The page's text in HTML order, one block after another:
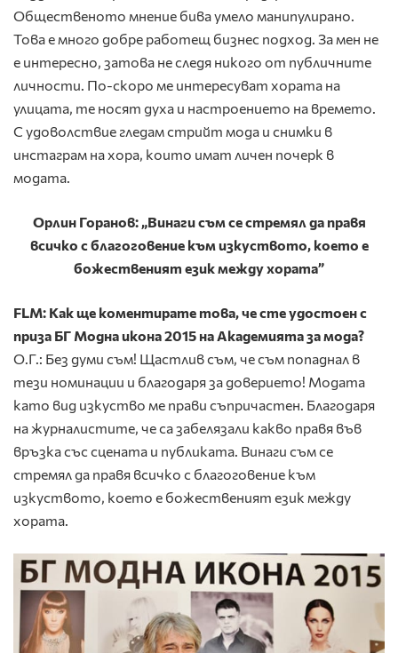
Общественото мнение бива умело манипулирано.
Това е много добре работещ бизнес подход. За мен не
е интересно, затова не следя никого от публичните
личности. По-скоро ме интерeсуват хората на
улицата, те носят духа и настроението на времето.
С удоволствие гледам стрийт мода и снимки в
инстаграм на хора, които имат личен почерк в
модата.
Орлин Горанов: „Винаги съм се стремял да правя
всичко с благоговение към изкуството, което е
божественият език между хората”
FLM: Как ще коментирате това, че сте удостоен с
приза БГ Модна икона 2015 на Академията за мода?
О.Г.: Без думи съм! Щастлив съм, че съм попаднал в
тези номинации и благодаря за доверието! Модата
като вид изкуство ме прави съпричастен. Благодаря
на журналистите, че са забелязали какво правя във
връзка със сцената и публиката. Винаги съм се
стремял да правя всичко с благоговение към
изкуството, което е божественият език между
хората.